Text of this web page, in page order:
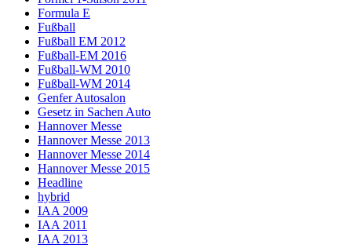
Formula E
Fußball
Fußball EM 2012
Fußball-EM 2016
Fußball-WM 2010
Fußball-WM 2014
Genfer Autosalon
Gesetz in Sachen Auto
Hannover Messe
Hannover Messe 2013
Hannover Messe 2014
Hannover Messe 2015
Headline
hybrid
IAA 2009
IAA 2011
IAA 2013